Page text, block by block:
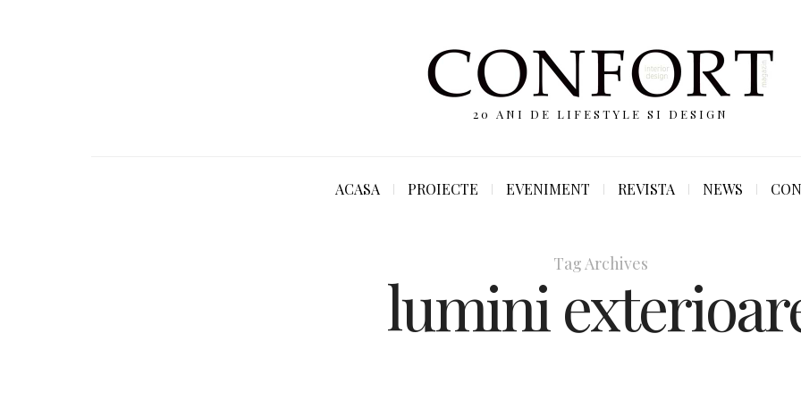
20 ANI DE LIFESTYLE SI DESIGN
ACASA PROIECTE EVENIMENT REVISTA NEWS
Tag Archives
lumini